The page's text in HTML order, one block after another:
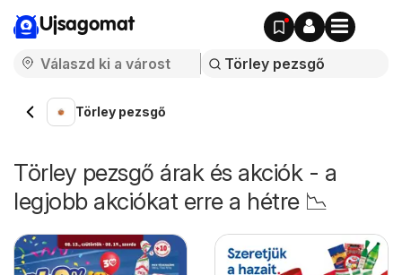
Ujsagomat
Törley pezsgő
Törley pezsgő árak és akciók - a
legjobb akciókat erre a hétre 📉